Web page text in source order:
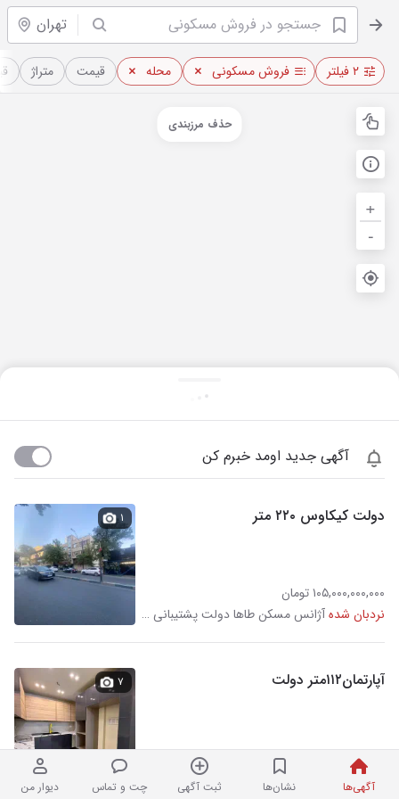
تهران
آگهی‌ها نشان‌ها ثبت آگهی چت و تماس دیوار من
۲ فیلتر فروش مسکونی محله قیمت متراژ
+
-
حذف مرزبندی
آگهی جدید اومد خبرم کن
دولت کیکاوس ۲۲۰ متر
۱۰۵,۰۰۰,۰۰۰,۰۰۰ تومان
نردبان شده
آژانس مسکن طاها دولت پشتیبانی در قلهک
۱
آپارتمان۱۱۲متر دولت
۴۰,۰۰۰,۰۰۰,۰۰۰ تومان
نردبان شده
آژانس املاک زندگی آرمانی در قلهک
۷